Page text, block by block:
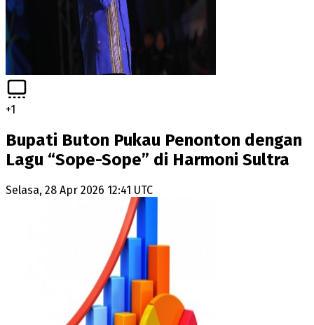
+1
Bupati Buton Pukau Penonton dengan
Lagu “Sope-Sope” di Harmoni Sultra
Selasa, 28 Apr 2026 12:41 UTC